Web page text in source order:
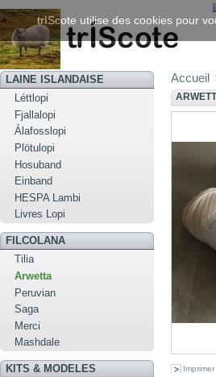
LAINE ISLANDAISE
Léttlopi
Fjallalopi
Álafosslopi
Plötulopi
Hosuband
Einband
HESPA Lambi
Livres Lopi
FILCOLANA
Tilia
Arwetta
Peruvian
Saga
Merci
Mashdale
KITS & MODELES
Accueil
Imprimer
trIScote utilise des cookies pour